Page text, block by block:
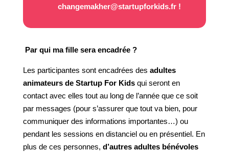
changemakher@startupforkids.fr !
Par qui ma fille sera encadrée ?
Les participantes sont encadrées des adultes
animateurs de Startup For Kids qui seront en
contact avec elles tout au long de l’année que ce soit
par messages (pour s’assurer que tout va bien, pour
communiquer des informations importantes…) ou
pendant les sessions en distanciel ou en présentiel. En
plus de ces personnes, d’autres adultes bénévoles